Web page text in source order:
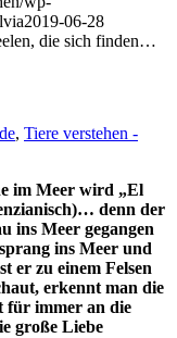
2019-06-28
die sich finden…
, Tiere verstehen -
im Meer wird „El
denn der
ins Meer gegangen
ins Meer und
er zu einem Felsen
erkennt man die
für immer an die
große Liebe